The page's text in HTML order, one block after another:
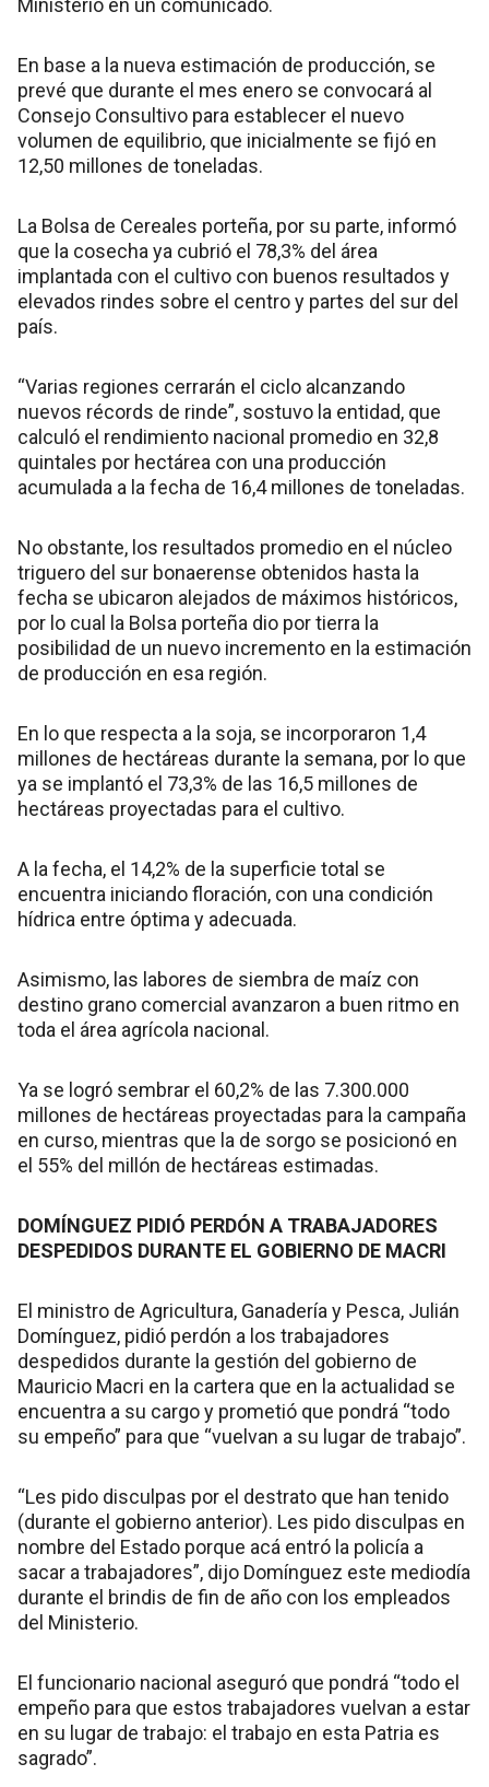
Ministerio en un comunicado.
En base a la nueva estimación de producción, se
prevé que durante el mes enero se convocará al
Consejo Consultivo para establecer el nuevo
volumen de equilibrio, que inicialmente se fijó en
12,50 millones de toneladas.
La Bolsa de Cereales porteña, por su parte, informó
que la cosecha ya cubrió el 78,3% del área
implantada con el cultivo con buenos resultados y
elevados rindes sobre el centro y partes del sur del
país.
“Varias regiones cerrarán el ciclo alcanzando
nuevos récords de rinde”, sostuvo la entidad, que
calculó el rendimiento nacional promedio en 32,8
quintales por hectárea con una producción
acumulada a la fecha de 16,4 millones de toneladas.
No obstante, los resultados promedio en el núcleo
triguero del sur bonaerense obtenidos hasta la
fecha se ubicaron alejados de máximos históricos,
por lo cual la Bolsa porteña dio por tierra la
posibilidad de un nuevo incremento en la estimación
de producción en esa región.
En lo que respecta a la soja, se incorporaron 1,4
millones de hectáreas durante la semana, por lo que
ya se implantó el 73,3% de las 16,5 millones de
hectáreas proyectadas para el cultivo.
A la fecha, el 14,2% de la superficie total se
encuentra iniciando floración, con una condición
hídrica entre óptima y adecuada.
Asimismo, las labores de siembra de maíz con
destino grano comercial avanzaron a buen ritmo en
toda el área agrícola nacional.
Ya se logró sembrar el 60,2% de las 7.300.000
millones de hectáreas proyectadas para la campaña
en curso, mientras que la de sorgo se posicionó en
el 55% del millón de hectáreas estimadas.
DOMÍNGUEZ PIDIÓ PERDÓN A TRABAJADORES
DESPEDIDOS DURANTE EL GOBIERNO DE MACRI
El ministro de Agricultura, Ganadería y Pesca, Julián
Domínguez, pidió perdón a los trabajadores
despedidos durante la gestión del gobierno de
Mauricio Macri en la cartera que en la actualidad se
encuentra a su cargo y prometió que pondrá “todo
su empeño” para que “vuelvan a su lugar de trabajo”.
“Les pido disculpas por el destrato que han tenido
(durante el gobierno anterior). Les pido disculpas en
nombre del Estado porque acá entró la policía a
sacar a trabajadores”, dijo Domínguez este mediodía
durante el brindis de fin de año con los empleados
del Ministerio.
El funcionario nacional aseguró que pondrá “todo el
empeño para que estos trabajadores vuelvan a estar
en su lugar de trabajo: el trabajo en esta Patria es
sagrado”.